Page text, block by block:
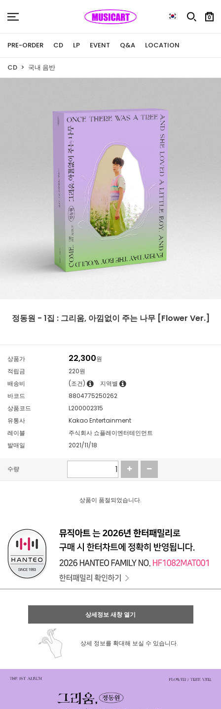
0
PRE-ORDER CD LP EVENT Q&A LOCATION
CD 국내 음반
정동원 - 1집 : 그리움, 아낌없이 주는 나무 [Flower Ver.]
상품가 22,300원
적립금
220원
배송비
(조건)
지역별
바코드
8804775250262
상품코드
L200002315
유통사
Kakao Entertainment
레이블
주식회사 쇼플레이엔터테인먼트
발매일
2021/11/18
수량
상품이 품절되었습니다.
상세정보 새창 열기
상세 정보를 확대해 보실 수 있습니다.